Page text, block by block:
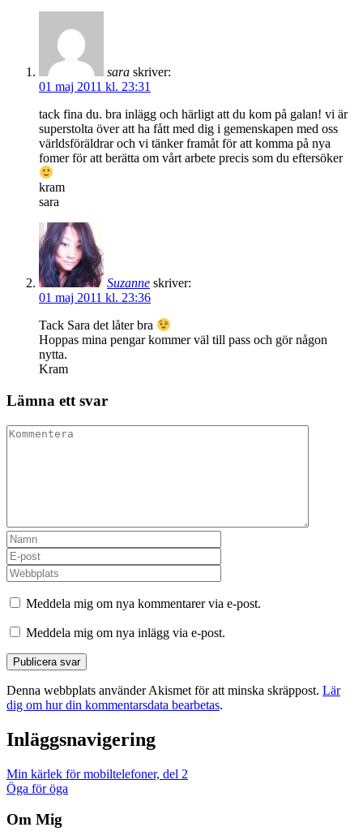
sara skriver:
01 maj 2011 kl. 23:31
tack fina du. bra inlägg och härligt att du kom på galan! vi är
superstolta över att ha fått med dig i gemenskapen med oss
världsföräldrar och vi tänker framåt för att komma på nya
fomer för att berätta om vårt arbete precis som du eftersöker
kram
sara
Suzanne skriver:
01 maj 2011 kl. 23:36
Tack Sara det låter bra
Hoppas mina pengar kommer väl till pass och gör någon
nytta.
Kram
Lämna ett svar
Meddela mig om nya kommentarer via e-post.
Meddela mig om nya inlägg via e-post.
Denna webbplats använder Akismet för att minska skräppost. Lär
dig om hur din kommentarsdata bearbetas.
Inläggsnavigering
Min kärlek för mobiltelefoner, del 2
Öga för öga
Om Mig